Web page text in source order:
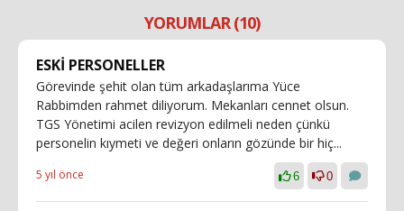
YORUMLAR (10)
ESKİ PERSONELLER
Görevinde şehit olan tüm arkadaşlarıma Yüce
Rabbimden rahmet diliyorum. Mekanları cennet olsun.
TGS Yönetimi acilen revizyon edilmeli neden çünkü
personelin kıymeti ve değeri onların gözünde bir hiç...
5 yıl önce 6 0